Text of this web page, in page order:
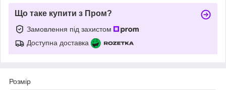
Що таке купити з Пром?
Замовлення під захистом
Доступна доставка
Розмір